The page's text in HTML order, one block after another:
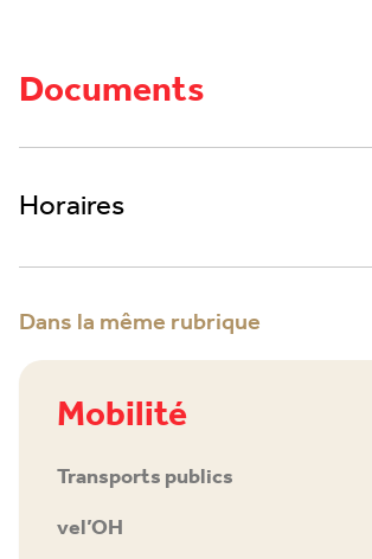
Documents
Horaires
Dans la même rubrique
Mobilité
Transports publics
vel’OH